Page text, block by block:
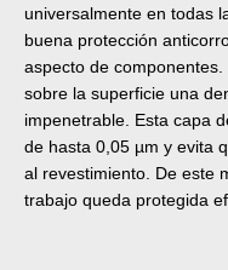
universalmente en todas
buena protección
aspecto de
sobre la superficie una
impenetrable. Esta capa
de hasta 0,05 µm y evita
al revestimiento. De este
trabajo queda protegida
resistencia a la abrasión